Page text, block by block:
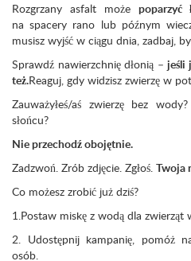
Rozgrzany asfalt może poparzyć
na spacery rano lub późnym
musisz wyjść w ciągu dnia, zadbaj,
Sprawdź nawierzchnię dłonią –jeśli
też.Reaguj, gdy widzisz zwierzę w
Zauważyłeś/aś zwierzę bez
słońcu?
Nie przechodź obojętnie.
Zadzwoń. Zrób zdjęcie. Zgłoś. Twoja
Co możesz zrobić już dziś?
1.Postaw miskę z wodą dla
2. Udostępnij kampanię, pomóż
osób.